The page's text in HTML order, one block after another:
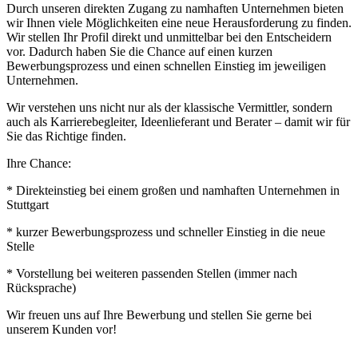
Durch unseren direkten Zugang zu namhaften Unternehmen bieten
wir Ihnen viele Möglichkeiten eine neue Herausforderung zu finden.
Wir stellen Ihr Profil direkt und unmittelbar bei den Entscheidern
vor. Dadurch haben Sie die Chance auf einen kurzen
Bewerbungsprozess und einen schnellen Einstieg im jeweiligen
Unternehmen.
Wir verstehen uns nicht nur als der klassische Vermittler, sondern
auch als Karrierebegleiter, Ideenlieferant und Berater – damit wir für
Sie das Richtige finden.
Ihre Chance:
* Direkteinstieg bei einem großen und namhaften Unternehmen in
Stuttgart
* kurzer Bewerbungsprozess und schneller Einstieg in die neue
Stelle
* Vorstellung bei weiteren passenden Stellen (immer nach
Rücksprache)
Wir freuen uns auf Ihre Bewerbung und stellen Sie gerne bei
unserem Kunden vor!